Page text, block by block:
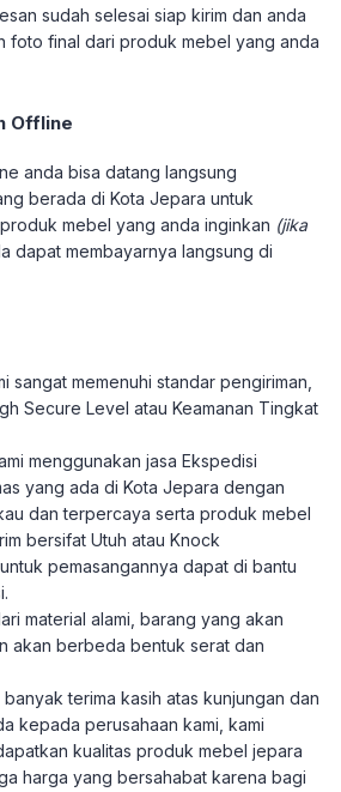
sudah selesai siap kirim dan anda
foto final dari produk mebel yang anda
Offline
anda bisa datang langsung
berada di Kota Jepara untuk
mebel yang anda inginkan (jika
dapat membayarnya langsung di
sangat memenuhi standar pengiriman,
Secure Level atau Keamanan Tingkat
menggunakan jasa Ekspedisi
yang ada di Kota Jepara dengan
dan terpercaya serta produk mebel
bersifat Utuh atau Knock
untuk pemasangannya dapat di bantu
material alami, barang yang akan
akan berbeda bentuk serat dan
terima kasih atas kunjungan dan
kepada perusahaan kami, kami
kualitas produk mebel jepara
harga yang bersahabat karena bagi